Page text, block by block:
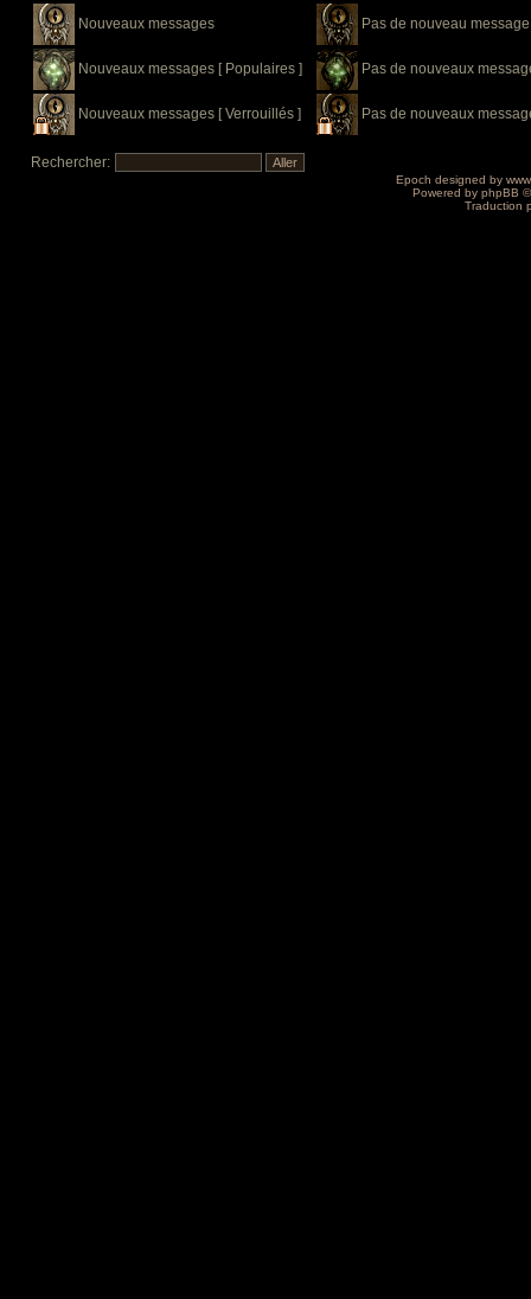
Nouveaux messages Pas de nouveau message
Nouveaux messages [ Populaires ] Pas de nouveaux
Nouveaux messages [ Verrouillés ] Pas de nouveaux
Rechercher:
Epoch designed by
Powered by phpBB
Traduction